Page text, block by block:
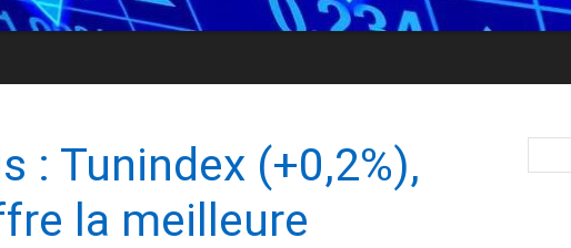
: Tunindex (+0,2%),
la meilleure